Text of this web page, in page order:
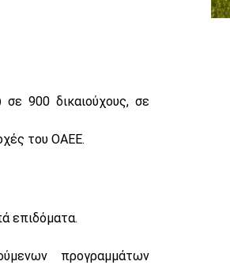
900 δικαιούχους, σε
του ΟΑΕΕ.
επιδόματα.
προγραμμάτων